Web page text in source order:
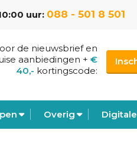
uur: 088 - 501 8 501
de nieuwsbrief en
aanbiedingen + €
40,- kortingscode:
Overig